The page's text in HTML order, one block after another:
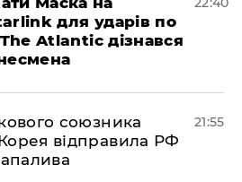
для ударів по
Atlantic дізнався
союзника
відправила РФ
21:55